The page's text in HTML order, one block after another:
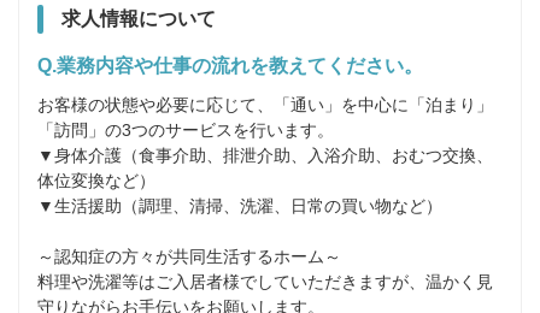
求人情報について
Q.業務内容や仕事の流れを教えてください。
お客様の状態や必要に応じて、「通い」を中心に「泊まり」
「訪問」の3つのサービスを行います。
▼身体介護（食事介助、排泄介助、入浴介助、おむつ交換、
体位変換など）
▼生活援助（調理、清掃、洗濯、日常の買い物など）
～認知症の方々が共同生活するホーム～
料理や洗濯等はご入居者様でしていただきますが、温かく見
守りながらお手伝いをお願いします。